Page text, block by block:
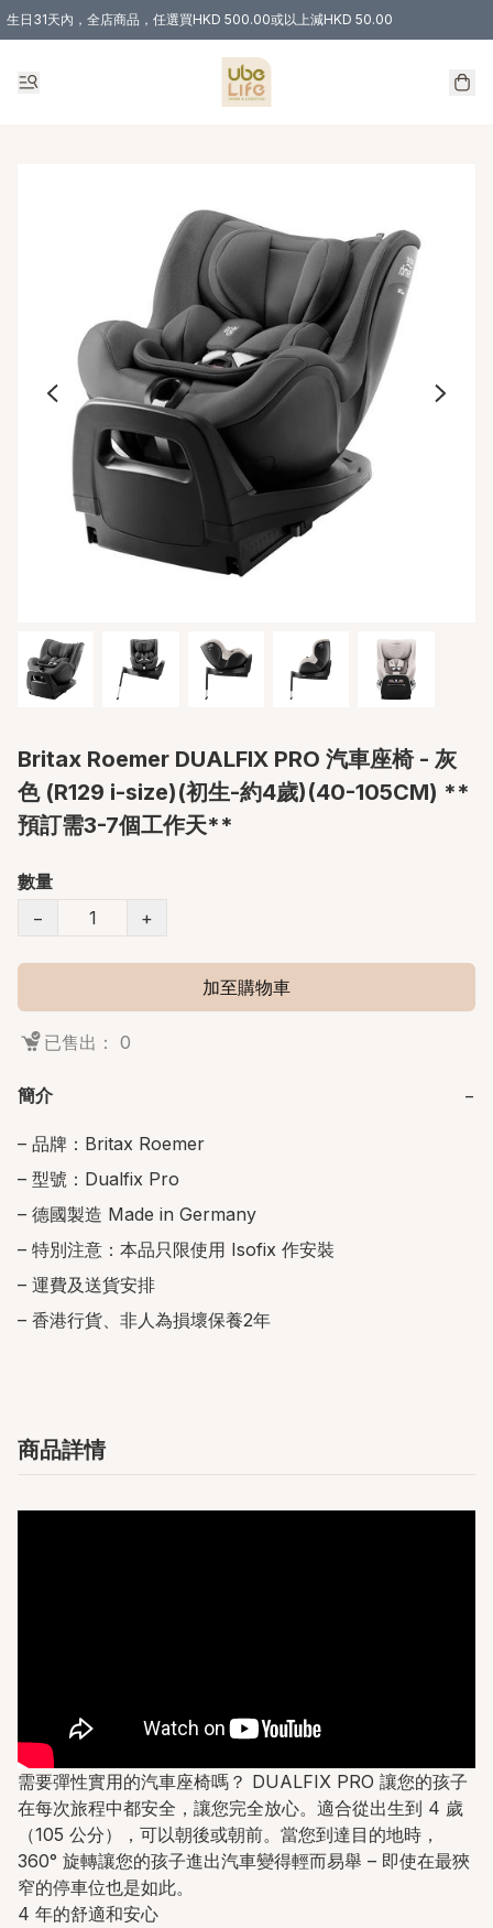
生日31天內，全店商品，任選買HKD 500.00或以上減HKD 50.00
購物滿 HKD 300.00即享免運費優惠！（適用於 特定的送貨方式 )
Britax Roemer DUALFIX PRO 汽車座椅 - 灰
色 (R129 i-size)(初生-約4歲)(40-105CM) **
預訂需3-7個工作天**
數量
−
+
加至購物車
已售出： 0
簡介 −
– 品牌：Britax Roemer
– 型號：Dualfix Pro
– 德國製造 Made in Germany
– 特別注意：本品只限使用 Isofix 作安裝
– 運費及送貨安排
– 香港行貨、非人為損壞保養2年
商品詳情
需要彈性實用的汽車座椅嗎？ DUALFIX PRO 讓您的孩子
在每次旅程中都安全，讓您完全放心。適合從出生到 4 歲
（105 公分），可以朝後或朝前。當您到達目的地時，
360° 旋轉讓您的孩子進出汽車變得輕而易舉 – 即使在最狹
窄的停車位也是如此。
4 年的舒適和安心